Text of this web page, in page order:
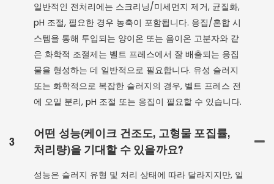
일반적인 전처리에는 스크리닝/미세먼지 제거, 균질화,
pH 조절, 필요한 경우 농축이 포함됩니다. 응집/혼합 시
스템을 통해 투입되는 양이온 또는 음이온 고분자와 같
은 화학적 조절제는 벨트 프레스에서 잘 배출되는 응집
물을 형성하는 데 일반적으로 필요합니다. 유성 슬러지
또는 화학적으로 복잡한 슬러지의 경우, 벨트 프레스 전
에 오일 분리, pH 조절 또는 응집이 필요할 수 있습니다.
3
어떤 성능(케이크 건조도, 고형물 포집률,
처리량)을 기대할 수 있을까요?
성능은 슬러지 유형 및 처리 상태에 따라 달라지지만, 일